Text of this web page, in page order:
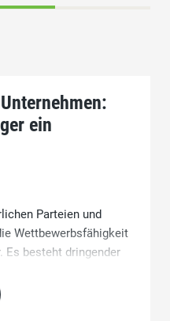
ein
Parteien und
Wettbewerbsfähigkeit
Es besteht dringender
STAF 2, die auf
Unternehmen und eine